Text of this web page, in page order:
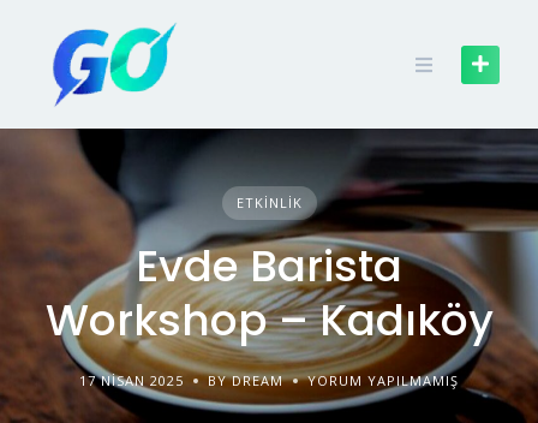
ETKINLIK
Evde Barista
Workshop – Kadıköy
17 NISAN 2025 BY DREAM YORUM YAPILMAMIŞ